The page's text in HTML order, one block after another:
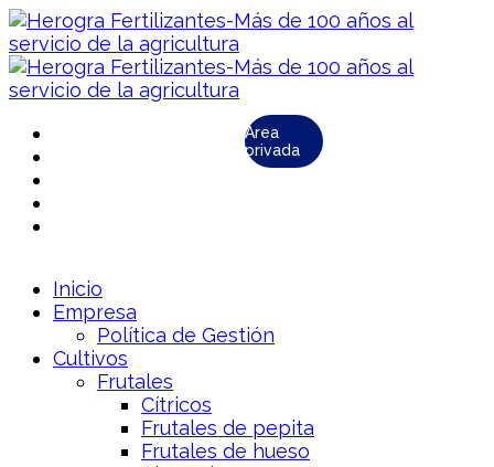
Área
privada
Inicio
Empresa
Política de Gestión
Cultivos
Frutales
Cítricos
Frutales de pepita
Frutales de hueso